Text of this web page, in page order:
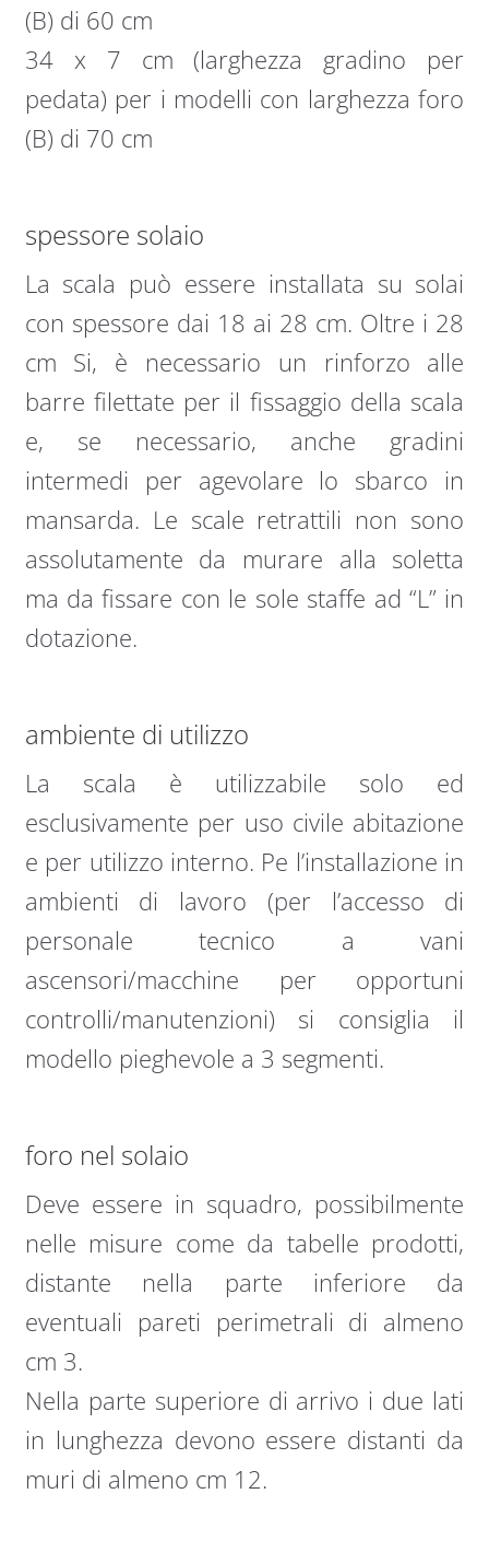
(B) di 60 cm
34 x 7 cm (larghezza gradino per
pedata) per i modelli con larghezza foro
(B) di 70 cm
spessore solaio
La scala può essere installata su solai
con spessore dai 18 ai 28 cm. Oltre i 28
cm Si, è necessario un rinforzo alle
barre filettate per il fissaggio della scala
e, se necessario, anche gradini
intermedi per agevolare lo sbarco in
mansarda. Le scale retrattili non sono
assolutamente da murare alla soletta
ma da fissare con le sole staffe ad “L” in
dotazione.
ambiente di utilizzo
La scala è utilizzabile solo ed
esclusivamente per uso civile abitazione
e per utilizzo interno. Pe l’installazione in
ambienti di lavoro (per l’accesso di
personale tecnico a vani
ascensori/macchine per opportuni
controlli/manutenzioni) si consiglia il
modello pieghevole a 3 segmenti.
foro nel solaio
Deve essere in squadro, possibilmente
nelle misure come da tabelle prodotti,
distante nella parte inferiore da
eventuali pareti perimetrali di almeno
cm 3.
Nella parte superiore di arrivo i due lati
in lunghezza devono essere distanti da
muri di almeno cm 12.